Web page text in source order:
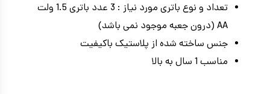
تعداد و نوع باتری مورد نیاز : 3 عدد باتری 1.5 ولت
AA (درون جعبه موجود نمی باشد)
جنس ساخته شده از پلاستیک باکیفیت
مناسب 1 سال به بالا